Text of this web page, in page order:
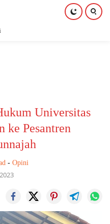
Universitas
ke Pesantren
- Opini